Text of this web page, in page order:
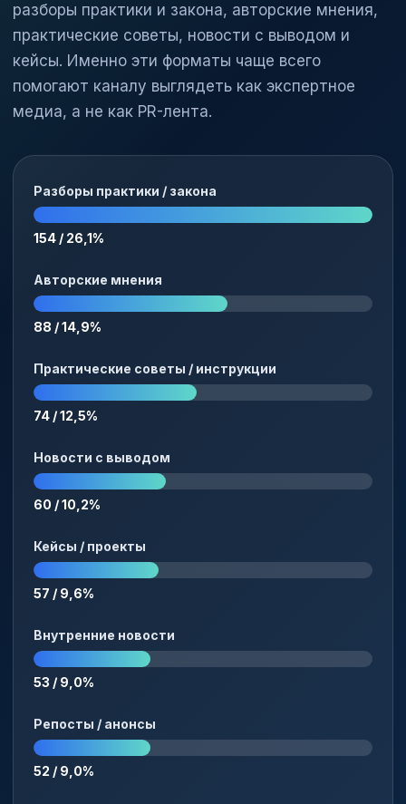
разборы практики и закона, авторские мнения,
практические советы, новости с выводом и
кейсы. Именно эти форматы чаще всего
помогают каналу выглядеть как экспертное
медиа, а не как PR-лента.
Разборы практики / закона
154 / 26,1%
Авторские мнения
88 / 14,9%
Практические советы / инструкции
74 / 12,5%
Новости с выводом
60 / 10,2%
Кейсы / проекты
57 / 9,6%
Внутренние новости
53 / 9,0%
Репосты / анонсы
52 / 9,0%